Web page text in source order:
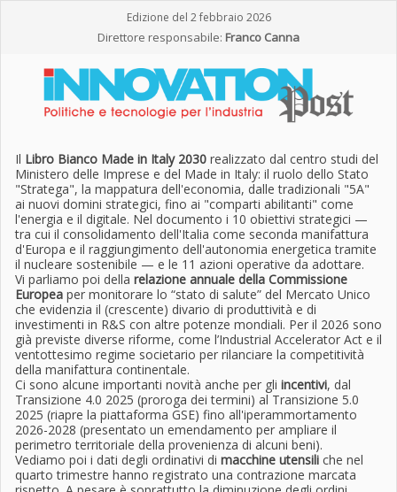
Edizione del 2 febbraio 2026
Direttore responsabile: Franco Canna
Il Libro Bianco Made in Italy 2030 realizzato dal centro studi del
Ministero delle Imprese e del Made in Italy: il ruolo dello Stato
"Stratega", la mappatura dell'economia, dalle tradizionali "5A"
ai nuovi domini strategici, fino ai "comparti abilitanti" come
l'energia e il digitale. Nel documento i 10 obiettivi strategici —
tra cui il consolidamento dell'Italia come seconda manifattura
d'Europa e il raggiungimento dell'autonomia energetica tramite
il nucleare sostenibile — e le 11 azioni operative da adottare.
Vi parliamo poi della relazione annuale della Commissione
Europea per monitorare lo “stato di salute” del Mercato Unico
che evidenzia il (crescente) divario di produttività e di
investimenti in R&S con altre potenze mondiali. Per il 2026 sono
già previste diverse riforme, come l’Industrial Accelerator Act e il
ventottesimo regime societario per rilanciare la competitività
della manifattura continentale.
Ci sono alcune importanti novità anche per gli incentivi, dal
Transizione 4.0 2025 (proroga dei termini) al Transizione 5.0
2025 (riapre la piattaforma GSE) fino all'iperammortamento
2026-2028 (presentato un emendamento per ampliare il
perimetro territoriale della provenienza di alcuni beni).
Vediamo poi i dati degli ordinativi di macchine utensili che nel
quarto trimestre hanno registrato una contrazione marcata